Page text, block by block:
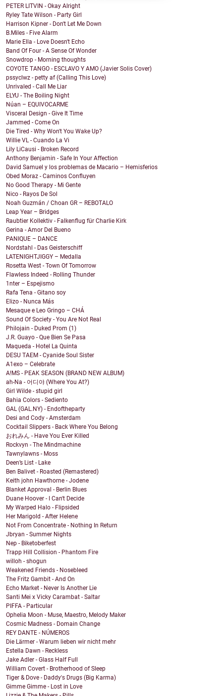
PETER LITVIN - Okay Alright
Ryley Tate Wilson - Party Girl
Harrison Kipner - Don't Let Me Down
B.Miles - Five Alarm
Marie Ella - Love Doesn't Echo
Band Of Four - A Sense Of Wonder
Snowdrop - Morning thoughts
COYOTE TANGO - ESCLAVO Y AMO (Javier Solis Cover)
pssyclwz - petty af (Calling This Love)
Unrivaled - Call Me Liar
ELYU - The Boiling Night
Núan – EQUIVOCARME
Visceral Design - Give It Time
Jammed - Come On
Die Tired - Why Won't You Wake Up?
Willie VL - Cuando La Vi
Lily LiCausi - Broken Record
Anthony Benjamin - Safe In Your Affection
David Samuel y los problemas de Macario – Hemisferios
Obed Moraz - Caminos Confluyen
No Good Therapy - Mi Gente
Nico - Rayos De Sol
Noah Guzmán / Choan GR – REBOTALO
Leap Year – Bridges
Raubtier Kollektiv - Falkenflug für Charlie Kirk
Gerina - Amor Del Bueno
PANIQUE – DANCE
Nordstahl - Das Geisterschiff
LATENIGHTJIGGY – Medalla
Rosetta West - Town Of Tomorrow
Flawless Indeed - Rolling Thunder
1nter – Espejismo
Rafa Tena - Gitano soy
Elizo - Nunca Más
Mesaque e Leo Gringo – CHÁ
Sound Of Society - You Are Not Real
Philojain - Duked Prom (1)
J.R. Guayo - Que Bien Se Pasa
Maqueda - Hotel La Quinta
DESU TAEM - Cyanide Soul Sister
A1exo – Celebrate
A!MS - PEAK SEASON (BRAND NEW ALBUM)
ah-Na - 어디야 (Where You At?)
Girl Wilde - stupid girl
Bahia Colors - Sediento
GAL (GAL.NY) - Endoftheparty
Desi and Cody - Amsterdam
Cocktail Slippers - Back Where You Belong
おれみん - Have You Ever Killed
Rockvyn - The Mindmachine
Tawnylawns - Moss
Deen’s List - Lake
Ben Balivet - Roasted (Remastered)
Keith john Hawthorne - Jodene
Blanket Approval - Berlin Blues
Duane Hoover - I Can't Decide
My Warped Halo - Flipsided
Her Marigold - After Helene
Not From Concentrate - Nothing In Return
Jbryan - Summer Nights
Nep - Biketoberfest
Trapp Hill Collision - Phantom Fire
willoh - shogun
Weakened Friends - Nosebleed
The Fritz Gambit - And On
Echo Market - Never Is Another Lie
Santi Mei x Vicky Carambat - Saltar
PIFFA - Particular
Ophelia Moon - Muse, Maestro, Melody Maker
Cosmic Madness - Domain Change
REY DANTE - NÚMEROS
Die Lärmer - Warum lieben wir nicht mehr
Estella Dawn - Reckless
Jake Adler - Glass Half Full
William Covert - Brotherhood of Sleep
Tiger & Dove - Daddy's Drugs (Big Karma)
Gimme Gimme - Lost in Love